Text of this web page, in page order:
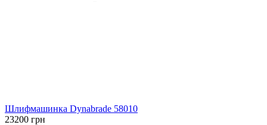
Шлифмашинка Dynabrade 58010
23200 грн